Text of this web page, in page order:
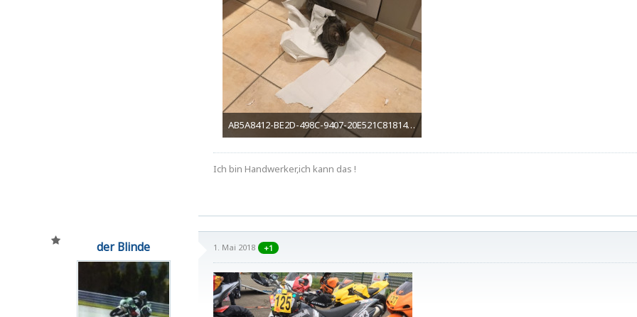
AB5A8412-BE2D-498C-9407-20E521C81814.jpeg
1,94 MB, 3.024×4.032, 658 mal angesehen
Ich bin Handwerker,ich kann das !
der Blinde 1. Mai 2018 +1